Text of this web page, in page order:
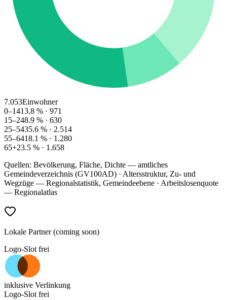
7.053Einwohner
0–1413.8 % · 971
15–248.9 % · 630
25–5435.6 % · 2.514
55–6418.1 % · 1.280
65+23.5 % · 1.658
Quellen: Bevölkerung, Fläche, Dichte — amtliches
Gemeindeverzeichnis (GV100AD) · Altersstruktur, Zu- und
Wegzüge — Regionalstatistik, Gemeindeebene · Arbeitslosenquote
— Regionalatlas
Lokale Partner (coming soon)
Logo-Slot frei
inklusive Verlinkung
Logo-Slot frei